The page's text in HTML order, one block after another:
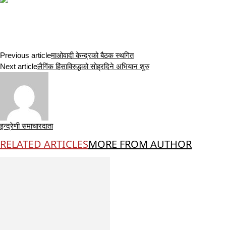
Previous articleमाओवादी केन्द्रको बैठक स्थगित
Next articleलैगिंक हिंसाविरुद्धको सोह्रदिने अभियान शुरु
इन्द्रेणी समाचारदाता
RELATED ARTICLESMORE FROM AUTHOR